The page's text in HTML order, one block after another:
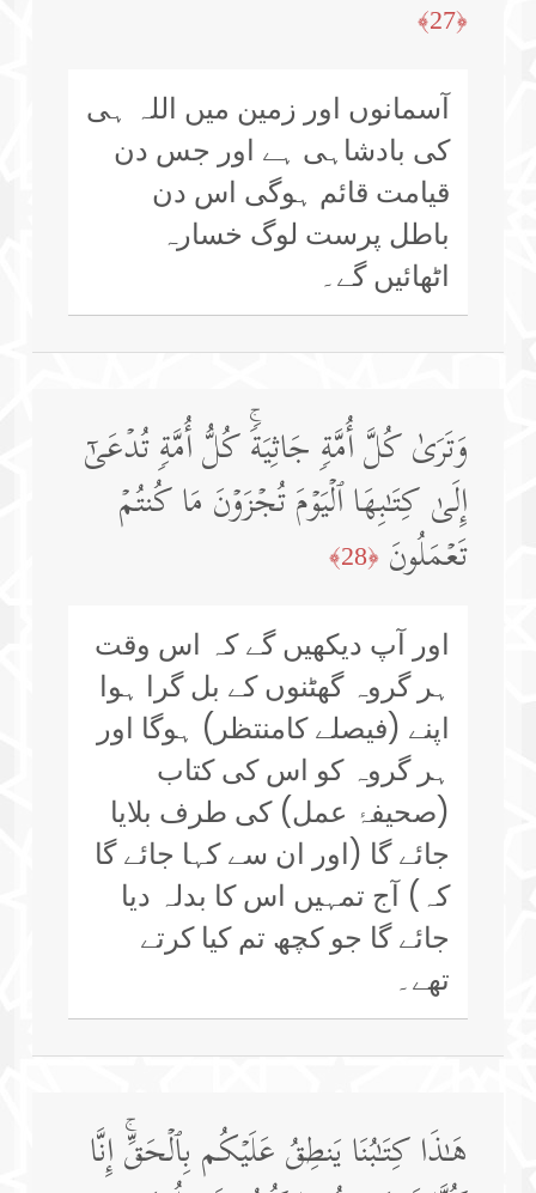
﴿27﴾
آسمانوں اور زمین میں اللہ ہی
کی بادشاہی ہے اور جس دن
قیامت قائم ہوگی اس دن
باطل پرست لوگ خسارہ
اٹھائیں گے۔
وَتَرَىٰ كُلَّ أُمَّةࣲ جَاثِیَةࣰۚ كُلُّ أُمَّةࣲ تُدۡعَىٰۤ
إِلَىٰ كِتَـٰبِهَا ٱلۡیَوۡمَ تُجۡزَوۡنَ مَا كُنتُمۡ
تَعۡمَلُونَ ﴿28﴾
اور آپ دیکھیں گے کہ اس وقت
ہر گروہ گھٹنوں کے بل گرا ہوا
اپنے (فیصلے کامنتظر) ہوگا اور
ہر گروہ کو اس کی کتاب
(صحیفۂ عمل) کی طرف بلایا
جائے گا (اور ان سے کہا جائے گا
کہ) آج تمہیں اس کا بدلہ دیا
جائے گا جو کچھ تم کیا کرتے
تھے۔
هَـٰذَا كِتَـٰبُنَا یَنطِقُ عَلَیۡكُم بِٱلۡحَقِّۚ إِنَّا